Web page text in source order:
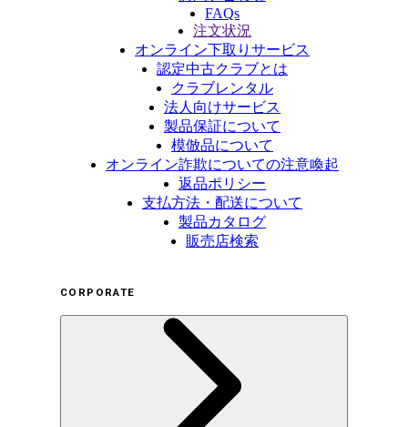
FAQs
注文状況
オンライン下取りサービス
認定中古クラブとは
クラブレンタル
法人向けサービス
製品保証について
模倣品について
オンライン詐欺についての注意喚起
返品ポリシー
支払方法・配送について
製品カタログ
販売店検索
CORPORATE